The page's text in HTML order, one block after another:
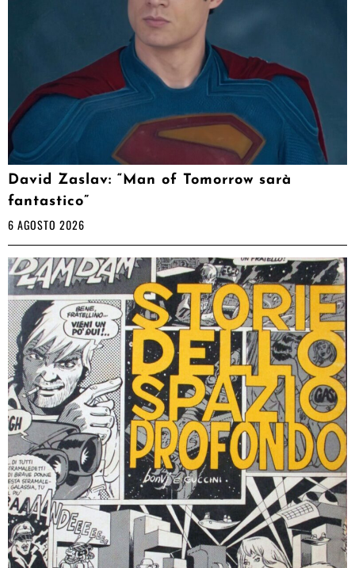
David Zaslav: “Man of Tomorrow sarà
fantastico”
6 AGOSTO 2026